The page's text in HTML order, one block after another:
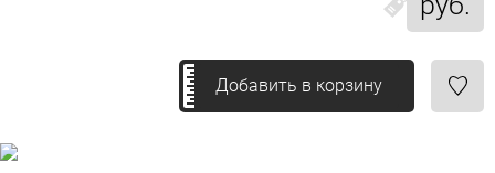
Добавить в корзину